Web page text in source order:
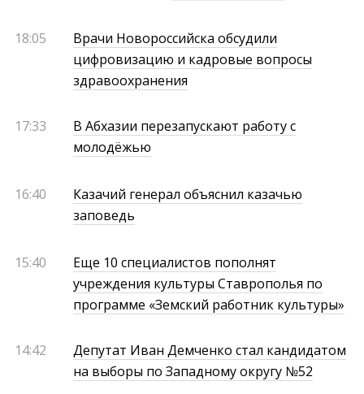
18:05
Врачи Новороссийска обсудили
цифровизацию и кадровые вопросы
здравоохранения
17:33
В Абхазии перезапускают работу с
молодёжью
16:40
Казачий генерал объяснил казачью
заповедь
15:40
Еще 10 специалистов пополнят
учреждения культуры Ставрополья по
программе «Земский работник культуры»
14:42
Депутат Иван Демченко стал кандидатом
на выборы по Западному округу №52